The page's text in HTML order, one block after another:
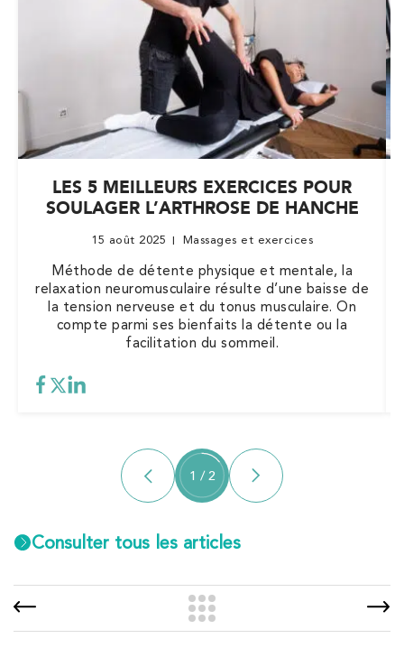
LES 5 MEILLEURS EXERCICES POUR
SOULAGER L’ARTHROSE DE HANCHE
15 août 2025 Massages et exercices
Méthode de détente physique et mentale, la
relaxation neuromusculaire résulte d’une baisse de
la tension nerveuse et du tonus musculaire. On
compte parmi ses bienfaits la détente ou la
facilitation du sommeil.
1 / 2
Consulter tous les articles